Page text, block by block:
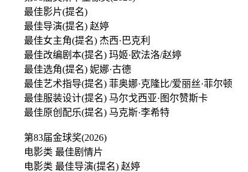
最佳影片(提名)
最佳导演(提名) 赵婷
最佳女主角(提名) 杰西·巴克利
最佳改编剧本(提名) 玛姬·欧法洛/赵婷
最佳选角(提名) 妮娜·古德
最佳艺术指导(提名) 菲奥娜·克隆比/爱丽丝·菲尔顿
最佳服装设计(提名) 马尔戈西亚·图尔赞斯卡
最佳原创配乐(提名) 马克斯·李希特
第83届金球奖(2026)
电影类 最佳剧情片
电影类 最佳导演(提名) 赵婷